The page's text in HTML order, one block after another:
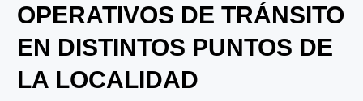
OPERATIVOS DE TRÁNSITO
EN DISTINTOS PUNTOS DE
LA LOCALIDAD